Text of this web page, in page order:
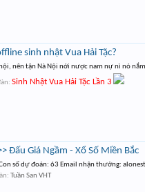
sinh nhật Vua Hải Tặc?
nên tận Nà Nội nới nược nam nự nì nó
Sinh Nhật Vua Hải Tặc Lần 3
Đấu Giá Ngầm - Xổ Số Miền Bắc
số dự đoán: 63 Email nhận thưởng:
Tuần San VHT